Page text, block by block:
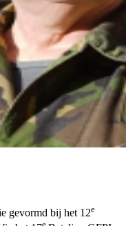
gevormd bij het 12e